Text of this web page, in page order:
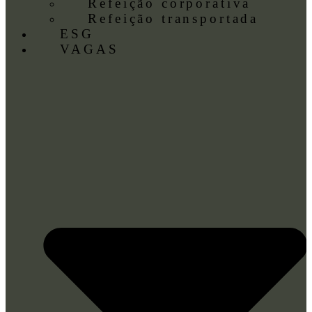
Refeição corporativa
Refeição transportada
ESG
VAGAS